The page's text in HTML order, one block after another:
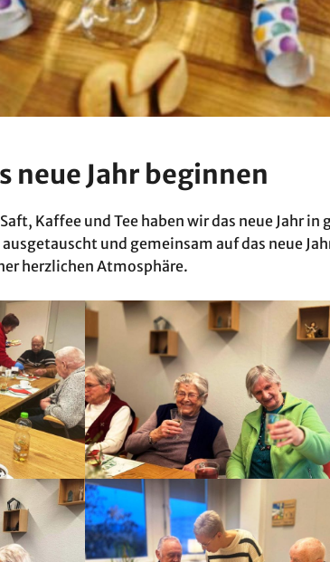
neue Jahr beginnen
Kaffee und Tee haben wir das neue Jahr
und gemeinsam auf das neue
herzlichen Atmosphäre.